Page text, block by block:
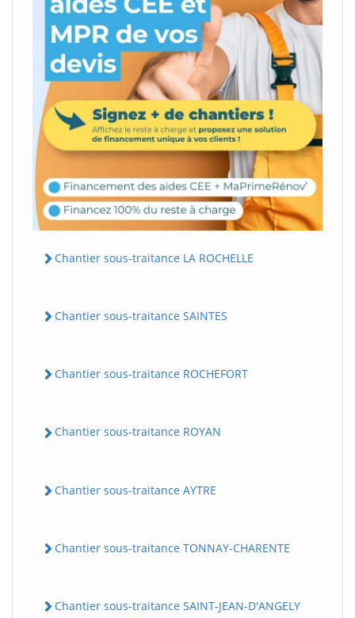
Chantier sous-traitance LA ROCHELLE
Chantier sous-traitance SAINTES
Chantier sous-traitance ROCHEFORT
Chantier sous-traitance ROYAN
Chantier sous-traitance AYTRE
Chantier sous-traitance TONNAY-CHARENTE
Chantier sous-traitance SAINT-JEAN-D'ANGELY